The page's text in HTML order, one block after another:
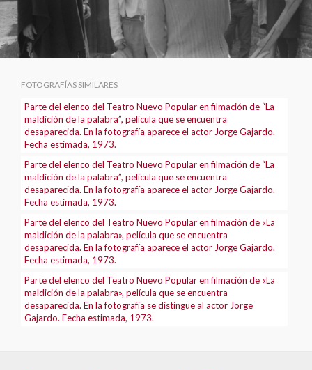
FOTOGRAFÍAS SIMILARES
Parte del elenco del Teatro Nuevo Popular en filmación de “La
maldición de la palabra”, película que se encuentra
desaparecida. En la fotografía aparece el actor Jorge Gajardo.
Fecha estimada, 1973.
Parte del elenco del Teatro Nuevo Popular en filmación de “La
maldición de la palabra”, película que se encuentra
desaparecida. En la fotografía aparece el actor Jorge Gajardo.
Fecha estimada, 1973.
Parte del elenco del Teatro Nuevo Popular en filmación de «La
maldición de la palabra», película que se encuentra
desaparecida. En la fotografía aparece el actor Jorge Gajardo.
Fecha estimada, 1973.
Parte del elenco del Teatro Nuevo Popular en filmación de «La
maldición de la palabra», película que se encuentra
desaparecida. En la fotografía se distingue al actor Jorge
Gajardo. Fecha estimada, 1973.